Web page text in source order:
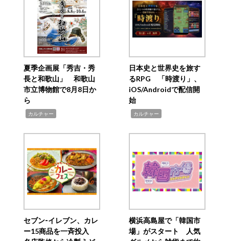
夏季企画展「秀吉・秀
長と和歌山」 和歌山
市立博物館で8月8日か
ら
カルチャー
日本史と世界史を旅す
るRPG 「時渡り」、
iOS/Androidで配信開
始
カルチャー
セブン‐イレブン、カレ
ー15商品を一斉投入
横浜高島屋で「韓国市
場」がスタート 人気